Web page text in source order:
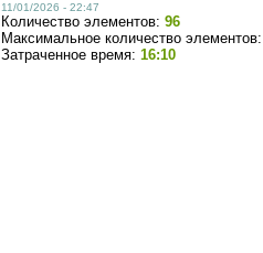
11/01/2026 - 22:47
Количество элементов: 96
Максимальное количество элементов:
Затраченное время: 16:10